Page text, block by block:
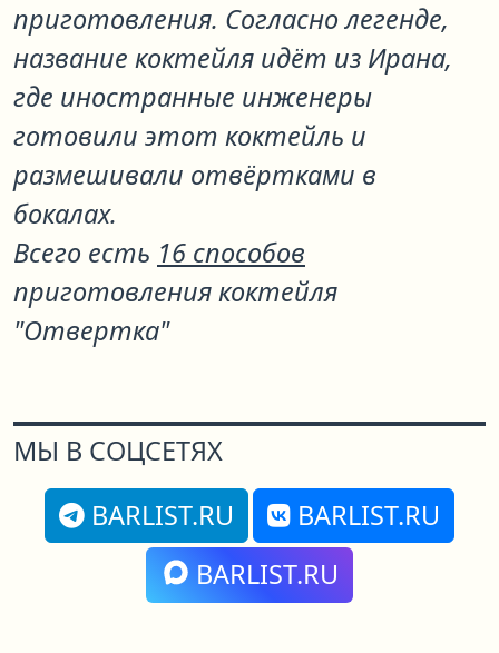
приготовления. Согласно легенде,
название коктейля идёт из Ирана,
где иностранные инженеры
готовили этот коктейль и
размешивали отвёртками в
бокалах.
Всего есть 16 способов
приготовления коктейля
"Отвертка"
МЫ В СОЦСЕТЯХ
BARLIST.RU
BARLIST.RU
BARLIST.RU